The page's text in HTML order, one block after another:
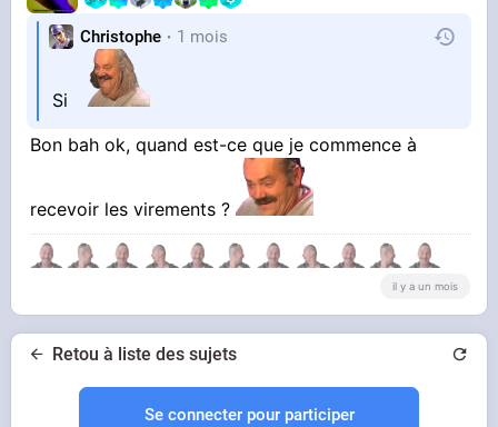
Christophe 1 mois
Si
Bon bah ok, quand est-ce que je commence à
recevoir les virements ?
il y a un mois
Retou à liste des sujets
Se connecter pour participer